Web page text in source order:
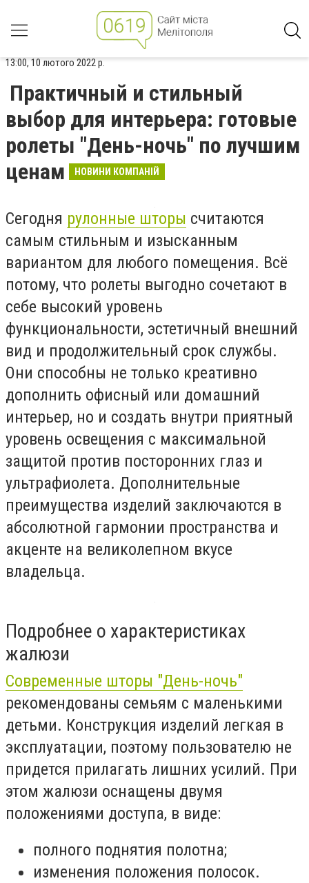
13:00, 10 лютого 2022 р.
Практичный и стильный
выбор для интерьера: готовые
ролеты "День-ночь" по лучшим
ценам
НОВИНИ КОМПАНІЙ
Сегодня рулонные шторы считаются
самым стильным и изысканным
вариантом для любого помещения. Всё
потому, что ролеты выгодно сочетают в
себе высокий уровень
функциональности, эстетичный внешний
вид и продолжительный срок службы.
Они способны не только креативно
дополнить офисный или домашний
интерьер, но и создать внутри приятный
уровень освещения с максимальной
защитой против посторонних глаз и
ультрафиолета. Дополнительные
преимущества изделий заключаются в
абсолютной гармонии пространства и
акценте на великолепном вкусе
владельца.
Подробнее о характеристиках
жалюзи
Современные шторы "День-ночь"
рекомендованы семьям с маленькими
детьми. Конструкция изделий легкая в
эксплуатации, поэтому пользователю не
придется прилагать лишних усилий. При
этом жалюзи оснащены двумя
положениями доступа, в виде:
полного поднятия полотна;
изменения положения полосок.